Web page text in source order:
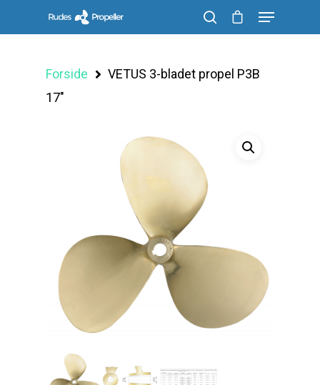
Forside
VETUS 3-bladet propel P3B
17″